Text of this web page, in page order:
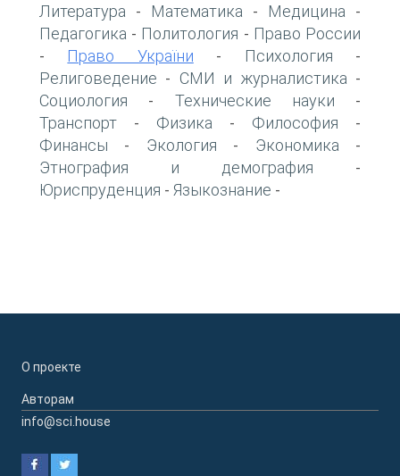
Литература - Математика - Медицина -
Педагогика - Политология - Право России
- Право України - Психология -
Религоведение - СМИ и журналистика -
Социология - Технические науки -
Транспорт - Физика - Философия -
Финансы - Экология - Экономика -
Этнография и демография -
Юриспруденция - Языкознание -
О проекте
Авторам
info@sci.house